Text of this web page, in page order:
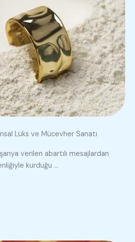
Lüks ve Mücevher Sanatı
verilen abartılı mesajlardan
kurduğu ...